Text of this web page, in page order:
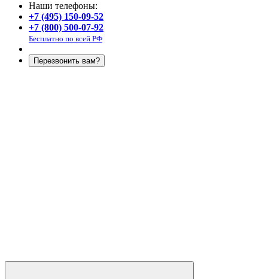
Наши телефоны:
+7 (495) 150-09-52
+7 (800) 500-07-92
Бесплатно по всей РФ
Перезвонить вам?